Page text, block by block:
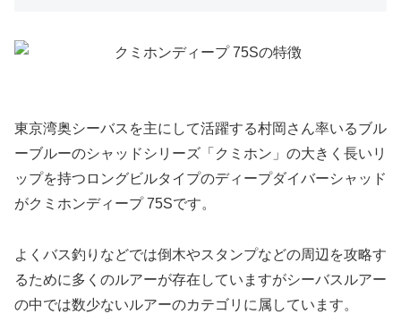
東京湾奥シーバスを主にして活躍する村岡さん率いるブル
ーブルーのシャッドシリーズ「クミホン」の大きく長いリ
ップを持つロングビルタイプのディープダイバーシャッド
がクミホンディープ 75Sです。
よくバス釣りなどでは倒木やスタンプなどの周辺を攻略す
るために多くのルアーが存在していますがシーバスルアー
の中では数少ないルアーのカテゴリに属しています。